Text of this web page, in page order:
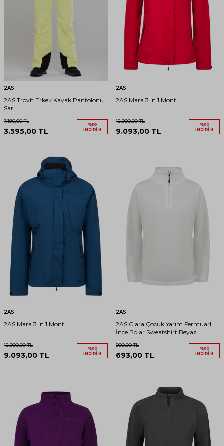
2AS
2AS Trovit Erkek Kayak Pantolonu
Sarı
7.190,00TL
3.595,00 TL
%50
İNDIRIM
2AS
2AS Mara 3 In 1 Mont
12.990,00TL
9.093,00 TL
%30
İNDIRIM
2AS
2AS Mara 3 In 1 Mont
12.990,00TL
9.093,00 TL
%30
İNDIRIM
2AS
2AS Clara Çocuk Yarım Fermuarlı
İnce Polar Sweatshirt Beyaz
990,00TL
693,00 TL
%30
İNDIRIM